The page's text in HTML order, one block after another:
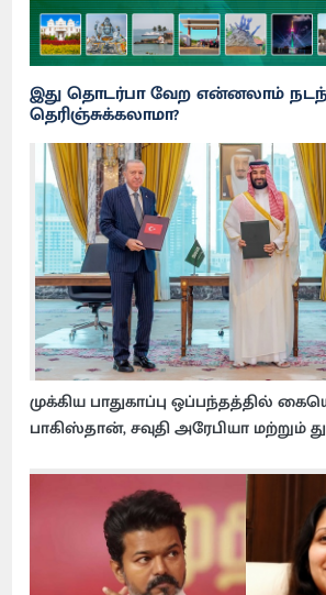
இது தொடர்பா வேற என்னலாம்
தெரிஞ்சுக்கலாமா?
முக்கிய பாதுகாப்பு ஒப்பந்தத்தில்
பாகிஸ்தான், சவுதி அரேபியா மற்றும்